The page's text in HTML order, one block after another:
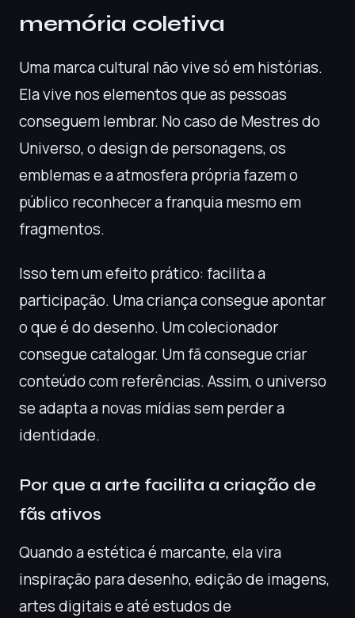
memória coletiva
Uma marca cultural não vive só em histórias.
Ela vive nos elementos que as pessoas
conseguem lembrar. No caso de Mestres do
Universo, o design de personagens, os
emblemas e a atmosfera própria fazem o
público reconhecer a franquia mesmo em
fragmentos.
Isso tem um efeito prático: facilita a
participação. Uma criança consegue apontar
o que é do desenho. Um colecionador
consegue catalogar. Um fã consegue criar
conteúdo com referências. Assim, o universo
se adapta a novas mídias sem perder a
identidade.
Por que a arte facilita a criação de
fãs ativos
Quando a estética é marcante, ela vira
inspiração para desenho, edição de imagens,
artes digitais e até estudos de